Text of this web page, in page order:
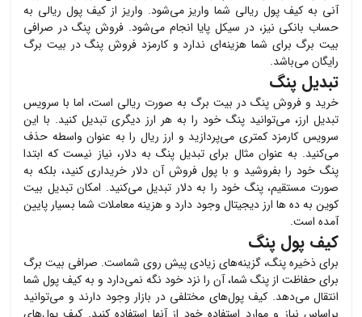
آنی به کیف پول ریالی شما واریز می‌شود. واریز از کیف پول ریالی به
حساب بانکی نیز، در سیکل پایا انجام می‌شود. فروش پنگدر صرافی
بیت برگ برای شما هزینه‌ای ندارد و کارمزد فروش پنگدر بیت برگ
رایگان می‌باشد.
تبدیل پنگ
خرید و فروش پنگ در بیت برگ به صورت ریالی است، اما با سرویس
تبدیل ارز، می‌توانید پنگ خود را به هر ارز دیگری تبدیل کنید. با این
سرویس کارمزد کمتری می‌پردازید و ارز ریال را به عنوان واسطه حذف
می‌کنید. به عنوان مثال برای تبدیل پنگ به دلار، نیاز نیست که ابتدا
پنگ خود را بفروشید و با پول فروش آن دلار خریداری کنید، بلکه به
صورت مستقیم،پنگ خود را به دلار تبدیل می‌کنید. امکان تبدیل بیت
کوین به ده ها ارز دیجیتال وجود دارد و هزینه معاملات شما بسیار پایین
آمده است.
کیف پول پنگ
برای ذخیرهپنگ، گزینه‌های زیادی پیش روی شماست. صرافی بیت برگ
برای حفاظت از پنگ شما، آن را نزد خود نگه نمی‌دارد و به کیف پول شما
انتقال می‌دهد. کیف پول‌های مختلفی در بازار وجود دارند و می‌توانید